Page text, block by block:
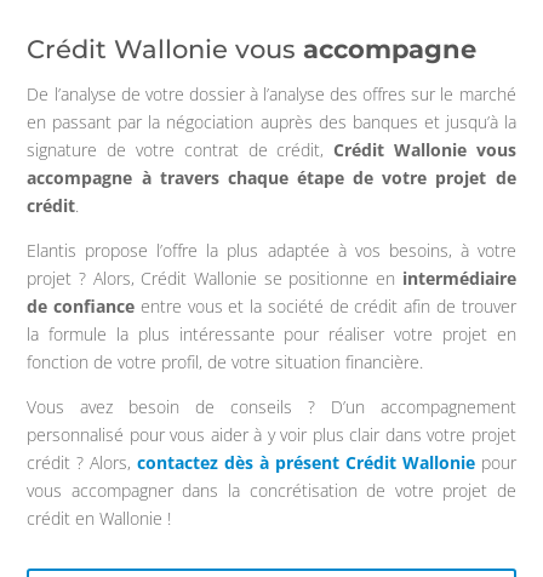
Crédit Wallonie vousaccompagne
De l’analyse de votre dossier à l’analyse des offres sur le marché
en passant par la négociation auprès des banques et jusqu’à la
signature de votre contrat de crédit,Crédit Wallonie vous
accompagne à travers chaque étape de votre projet de
crédit.
Elantis propose l’offre la plus adaptée à vos besoins, à votre
projet ? Alors, Crédit Wallonie se positionne en intermédiaire
de confiance entre vous et la société de crédit afin de trouver
la formule la plus intéressante pour réaliser votre projet en
fonction de votre profil, de votre situation financière.
Vous avez besoin de conseils ? D’un accompagnement
personnalisé pour vous aider à y voir plus clair dans votre projet
crédit ? Alors,contactez dès à présent Crédit Wallonie pour
vous accompagner dans la concrétisation de votre projet de
crédit en Wallonie !